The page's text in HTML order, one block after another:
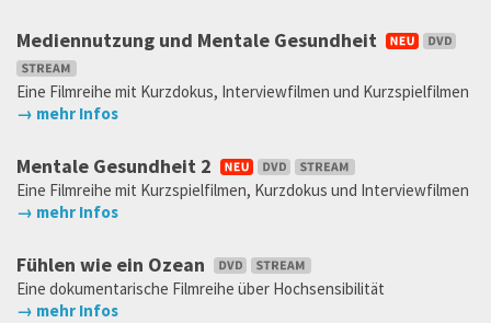
Mediennutzung und Mentale Gesundheit
Eine Filmreihe mit Kurzdokus, Interviewfilmen und Kurzspielfilmen
→ mehr Infos
Mentale Gesundheit 2
Eine Filmreihe mit Kurzspielfilmen, Kurzdokus und Interviewfilmen
→ mehr Infos
Fühlen wie ein Ozean
Eine dokumentarische Filmreihe über Hochsensibilität
→ mehr Infos